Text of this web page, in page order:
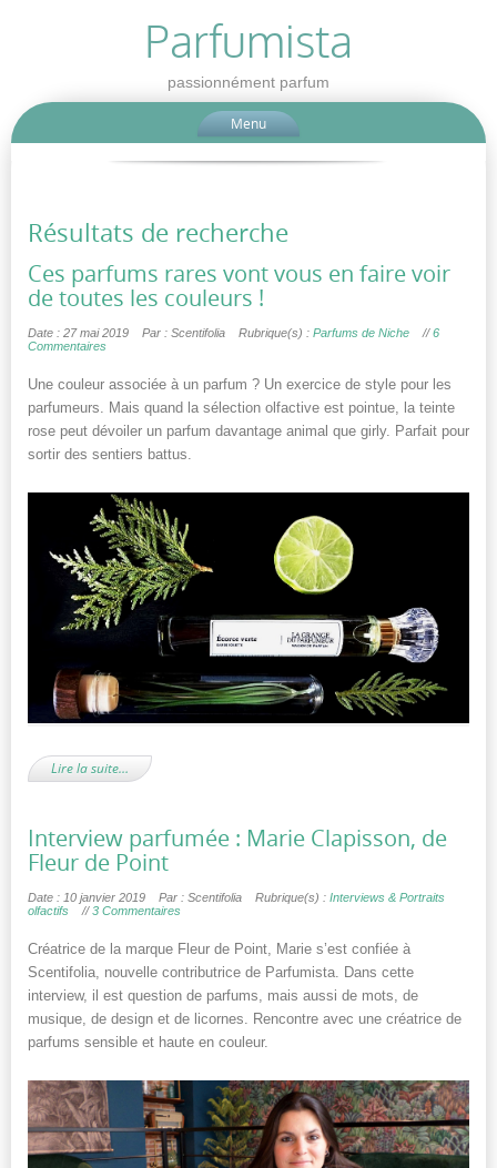
Parfumista
passionnément parfum
Menu
Résultats de recherche
Ces parfums rares vont vous en faire voir
de toutes les couleurs !
Date : 27 mai 2019 Par : Scentifolia Rubrique(s) : Parfums de Niche //6
Commentaires
Une couleur associée à un parfum ? Un exercice de style pour les
parfumeurs. Mais quand la sélection olfactive est pointue, la teinte
rose peut dévoiler un parfum davantage animal que girly. Parfait pour
sortir des sentiers battus.
Lire la suite…
Interview parfumée : Marie Clapisson, de
Fleur de Point
Date : 10 janvier 2019 Par : Scentifolia Rubrique(s) : Interviews & Portraits
olfactifs
//3 Commentaires
Créatrice de la marque Fleur de Point, Marie s’est confiée à
Scentifolia, nouvelle contributrice de Parfumista. Dans cette
interview, il est question de parfums, mais aussi de mots, de
musique, de design et de licornes. Rencontre avec une créatrice de
parfums sensible et haute en couleur.